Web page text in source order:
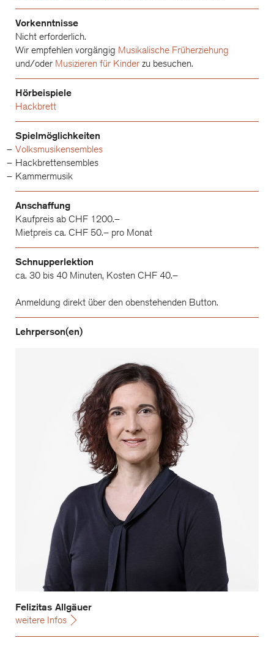
Vorkenntnisse
Nicht erforderlich.
Wir empfehlen vorgängig Musikalische Früherziehung
und/oder Musizieren für Kinder zu besuchen.
Hörbeispiele
Hackbrett
Spielmöglichkeiten
Volksmusikensembles
Hackbrettensembles
Kammermusik
Anschaffung
Kaufpreis ab CHF 1200.–
Mietpreis ca. CHF 50.– pro Monat
Schnupperlektion
ca. 30 bis 40 Minuten, Kosten CHF 40.–
Anmeldung direkt über den obenstehenden Button.
Lehrperson(en)
Felizitas Allgäuer
weitere Infos